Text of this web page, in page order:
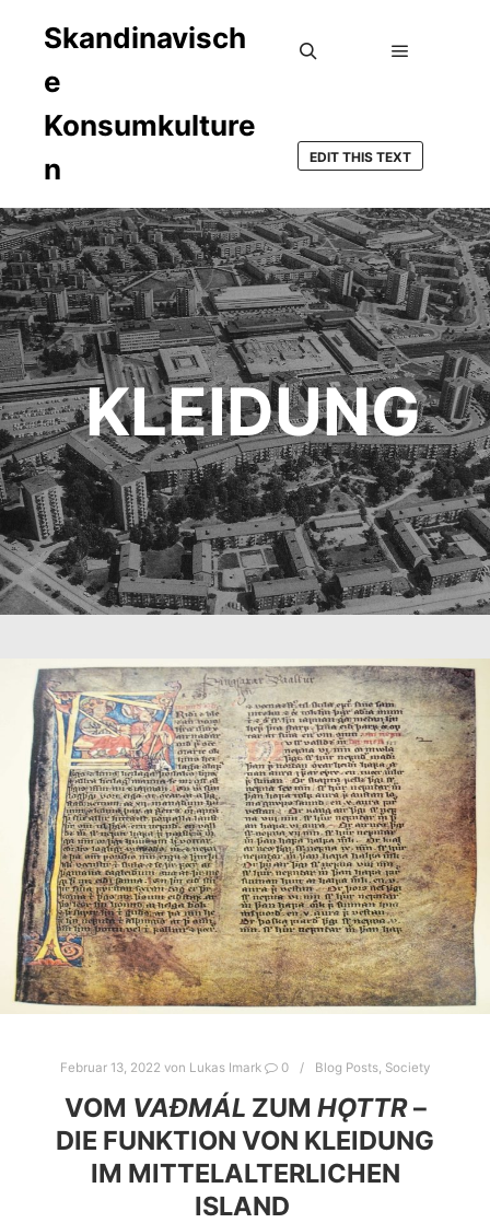
Skandinavisch
e
Konsumkulture
n
EDIT THIS TEXT
Februar 13, 2022 von Lukas Imark 0 Blog Posts, Society
VOM VAÐMÁL ZUM HǪTTR–
DIE FUNKTION VON KLEIDUNG
IM MITTELALTERLICHEN
ISLAND